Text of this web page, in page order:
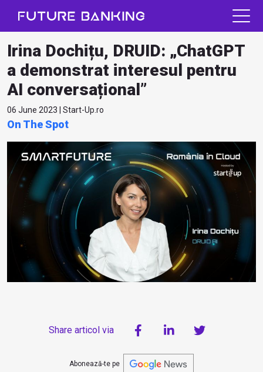
Irina Dochițu, DRUID: „ChatGPT
a demonstrat interesul pentru
AI conversațional”
06 June 2023 | Start-Up.ro
On The Spot
Share articol via
Abonează-te pe